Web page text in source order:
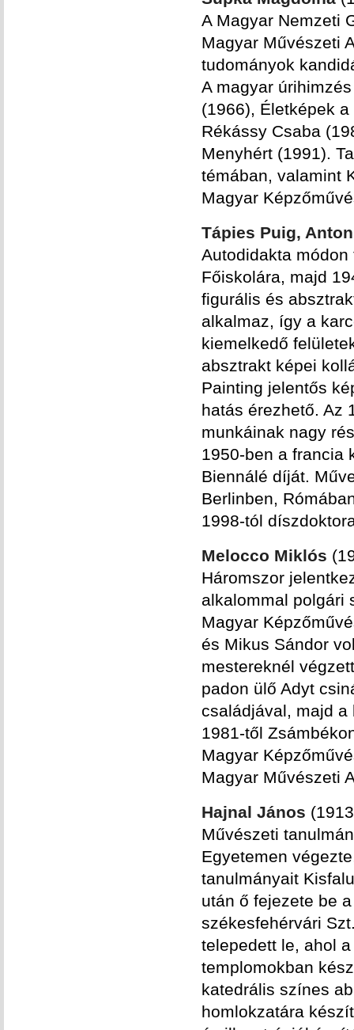
A Magyar Nemzeti
Magyar Művészeti
tudományok
A magyar
(1966), Életképek
Rékássy Csaba
Menyhért (1991).
témában, valamint
Magyar
Tápies Puig,
Autodidakta
Főiskolára, majd
figurális és
alkalmaz, így a
kiemelkedő
absztrakt képei
Painting jelentős
hatás érezhető. Az
munkáinak nagy
1950-ben a francia
Biennálé díját.
Berlinben,
1998-tól
Melocco Miklós
Háromszor
alkalommal polgári
Magyar
és Mikus Sándor
mestereknél
padon ülő Adyt
családjával, majd a
1981-től
Magyar
Magyar Művészeti
Hajnal János
Művészeti
Egyetemen
tanulmányait
után ő fejezete be
székesfehérvári
telepedett le, ahol
templomokban
katedrális színes
homlokzatára